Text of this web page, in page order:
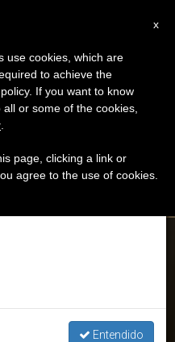
2022
Ucrania lucha, Ucrania
×
haremos la pausa
el periodo de verano
y también el
Entendido
x
use cookies, which are
to achieve the
If you want to know
or some of the cookies,
page, clicking a link or
agree to the use of cookies.